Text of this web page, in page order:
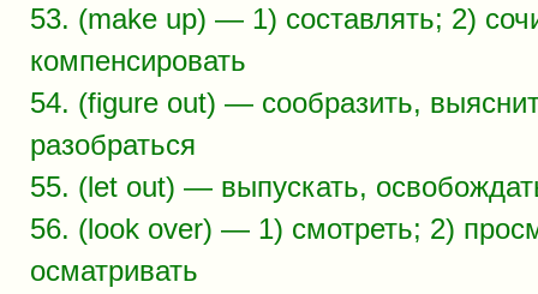
53. (make up) — 1) составлять; 2)
компенсировать
54. (figure out) — сообразить,
разобраться
55. (let out) — выпускать,
56. (look over) — 1) смотреть; 2)
осматривать